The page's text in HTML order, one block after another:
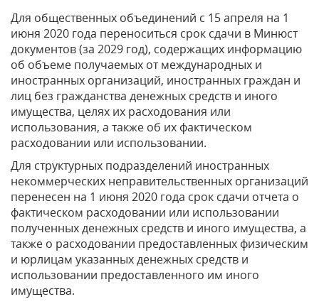
Для общественных объединений с 15 апреля на 1
июня 2020 года переноситься срок сдачи в Минюст
документов (за 2029 год), содержащих информацию
об объеме получаемых от международных и
иностранных организаций, иностранных граждан и
лиц без гражданства денежных средств и иного
имущества, целях их расходования или
использования, а также об их фактическом
расходовании или использовании.
Для структурных подразделений иностранных
некоммерческих неправительственных организаций
перенесен на 1 июня 2020 года срок сдачи отчета о
фактическом расходовании или использовании
полученных денежных средств и иного имущества, а
также о расходовании предоставленных физическим
и юрлицам указанных денежных средств и
использовании предоставленного им иного
имущества.